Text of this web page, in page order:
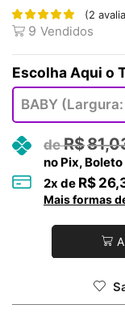
(2
9 Vendidos
R$
no Pix, Boleto
2x de R$
Mais formas